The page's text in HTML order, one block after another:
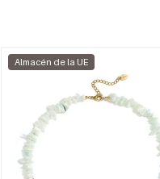
Almacén de la UE